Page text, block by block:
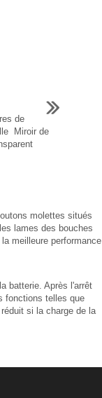
de
Miroir de
molettes situés
lames des bouches
meilleure performance
batterie. Après l'arrêt
fonctions telles que
si la charge de la